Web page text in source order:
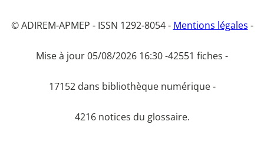
© ADIREM-APMEP - ISSN 1292-8054 - Mentions légales -
Mise à jour 05/08/2026 16:30 -42551 fiches -
17152 dans bibliothèque numérique -
4216 notices du glossaire.